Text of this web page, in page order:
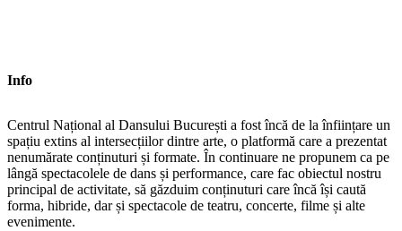
Info
Centrul Național al Dansului București a fost încă de la înființare un
spațiu extins al intersecțiilor dintre arte, o platformă care a prezentat
nenumărate conținuturi și formate. În continuare ne propunem ca pe
lângă spectacolele de dans și performance, care fac obiectul nostru
principal de activitate, să găzduim conținuturi care încă își caută
forma, hibride, dar și spectacole de teatru, concerte, filme și alte
evenimente.